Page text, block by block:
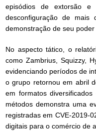
episódios de extorsão e
desconfiguração de
demonstração de seu poder
No aspecto tático, o
como Zambrius, Squizzy,
evidenciando períodos de
o grupo retornou em abril
em formatos
métodos demonstra uma
registradas em CVE-2019-
digitais para o comércio de